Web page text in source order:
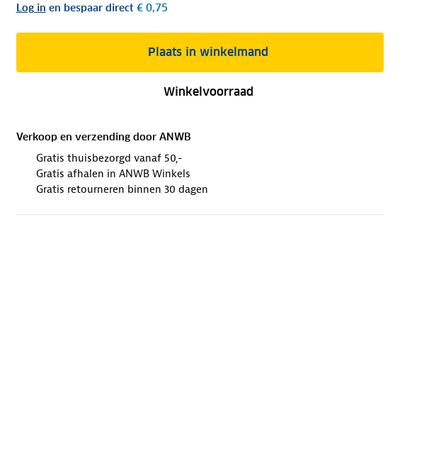
Log in en bespaar direct€ 0,75
Plaats in winkelmand
Winkelvoorraad
Verkoop en verzending door ANWB
Gratis thuisbezorgd vanaf 50,-
Gratis afhalen in ANWB Winkels
Gratis retourneren binnen 30 dagen